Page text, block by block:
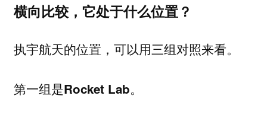
横向比较，它处于什么位置？
执宇航天的位置，可以用三组对照来看。
第一组是Rocket Lab。